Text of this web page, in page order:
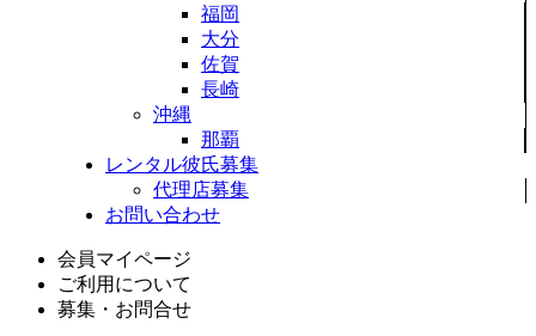
福岡
大分
佐賀
長崎
沖縄
那覇
レンタル彼氏募集
代理店募集
お問い合わせ
会員マイページ
ご利用について
募集・お問合せ